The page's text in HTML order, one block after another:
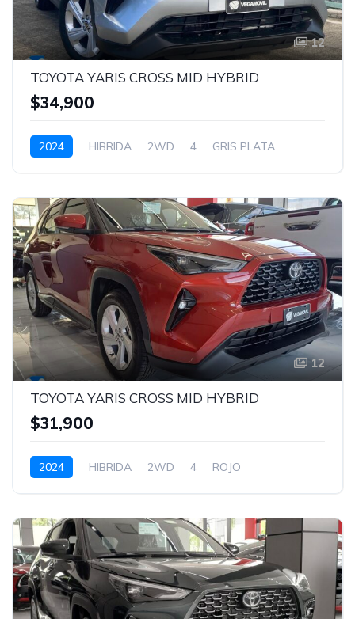
12
TOYOTA YARIS CROSS MID HYBRID
$34,900
2024 HIBRIDA 2WD 4 GRIS PLATA
12
TOYOTA YARIS CROSS MID HYBRID
$31,900
2024 HIBRIDA 2WD 4 ROJO